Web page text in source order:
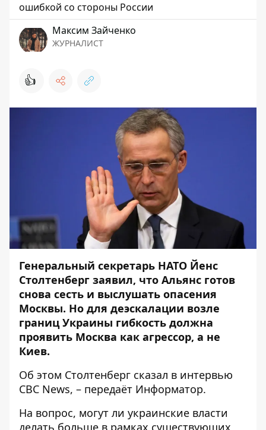
ошибкой со стороны России
Максим Зайченко
ЖУРНАЛИСТ
👍
Генеральный секретарь НАТО Йенс
Столтенберг заявил, что Альянс готов
снова сесть и выслушать опасения
Москвы. Но для деэскалации возле
границ Украины гибкость должна
проявить Москва как агрессор, а не
Киев.
Об этом Столтенберг сказал в интервью
CBC News, – передаёт Информатор.
На вопрос, могут ли украинские власти
делать больше в рамках существующих